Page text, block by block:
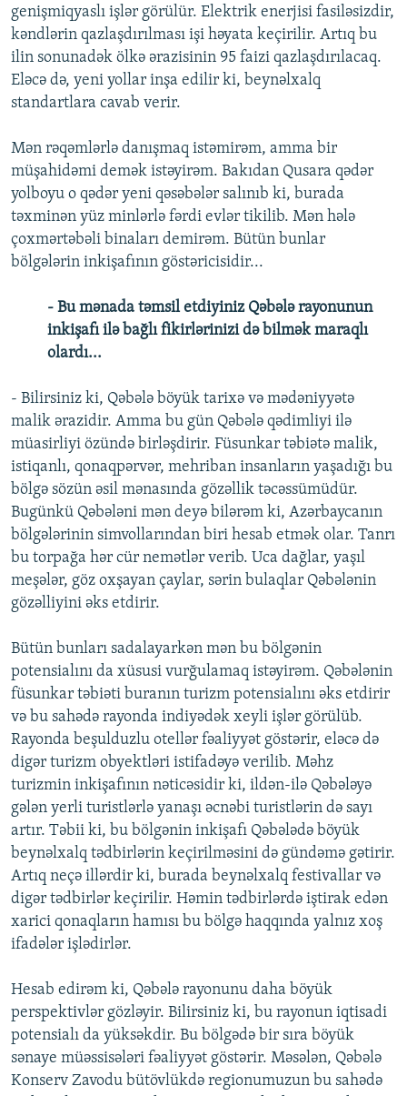
genişmiqyaslı işlər görülür. Elektrik enerjisi fasiləsizdir,
kəndlərin qazlaşdırılması işi həyata keçirilir. Artıq bu
ilin sonunadək ölkə ərazisinin 95 faizi qazlaşdırılacaq.
Eləcə də, yeni yollar inşa edilir ki, beynəlxalq
standartlara cavab verir.
Mən rəqəmlərlə danışmaq istəmirəm, amma bir
müşahidəmi demək istəyirəm. Bakıdan Qusara qədər
yolboyu o qədər yeni qəsəbələr salınıb ki, burada
təxminən yüz minlərlə fərdi evlər tikilib. Mən hələ
çoxmərtəbəli binaları demirəm. Bütün bunlar
bölgələrin inkişafının göstəricisidir...
- Bu mənada təmsil etdiyiniz Qəbələ rayonunun
inkişafı ilə bağlı fikirlərinizi də bilmək maraqlı
olardı...
- Bilirsiniz ki, Qəbələ böyük tarixə və mədəniyyətə
malik ərazidir. Amma bu gün Qəbələ qədimliyi ilə
müasirliyi özündə birləşdirir. Füsunkar təbiətə malik,
istiqanlı, qonaqpərvər, mehriban insanların yaşadığı bu
bölgə sözün əsil mənasında gözəllik təcəssümüdür.
Bugünkü Qəbələni mən deyə bilərəm ki, Azərbaycanın
bölgələrinin simvollarından biri hesab etmək olar. Tanrı
bu torpağa hər cür nemətlər verib. Uca dağlar, yaşıl
meşələr, göz oxşayan çaylar, sərin bulaqlar Qəbələnin
gözəlliyini əks etdirir.
Bütün bunları sadalayarkən mən bu bölgənin
potensialını da xüsusi vurğulamaq istəyirəm. Qəbələnin
füsunkar təbiəti buranın turizm potensialını əks etdirir
və bu sahədə rayonda indiyədək xeyli işlər görülüb.
Rayonda beşulduzlu otellər fəaliyyət göstərir, eləcə də
digər turizm obyektləri istifadəyə verilib. Məhz
turizmin inkişafının nəticəsidir ki, ildən-ilə Qəbələyə
gələn yerli turistlərlə yanaşı əcnəbi turistlərin də sayı
artır. Təbii ki, bu bölgənin inkişafı Qəbələdə böyük
beynəlxalq tədbirlərin keçirilməsini də gündəmə gətirir.
Artıq neçə illərdir ki, burada beynəlxalq festivallar və
digər tədbirlər keçirilir. Həmin tədbirlərdə iştirak edən
xarici qonaqların hamısı bu bölgə haqqında yalnız xoş
ifadələr işlədirlər.
Hesab edirəm ki, Qəbələ rayonunu daha böyük
perspektivlər gözləyir. Bilirsiniz ki, bu rayonun iqtisadi
potensialı da yüksəkdir. Bu bölgədə bir sıra böyük
sənaye müəssisələri fəaliyyət göstərir. Məsələn, Qəbələ
Konserv Zavodu bütövlükdə regionumuzun bu sahədə